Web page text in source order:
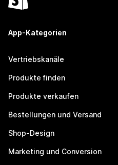
App-Kategorien
Vertriebskanäle
Produkte finden
Produkte verkaufen
Bestellungen und Versand
Shop-Design
Marketing und Conversion